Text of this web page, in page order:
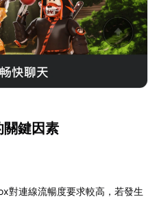
鍵因素
對連線流暢度要求較高，若發生